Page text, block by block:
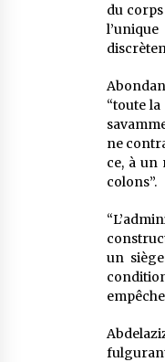
du
“toute
ne
ce, à un
colons”.
un